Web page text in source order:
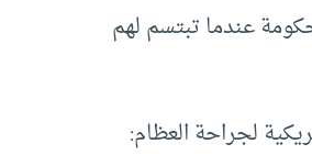
عندما تبتسم لهم
لجراحة العظام: